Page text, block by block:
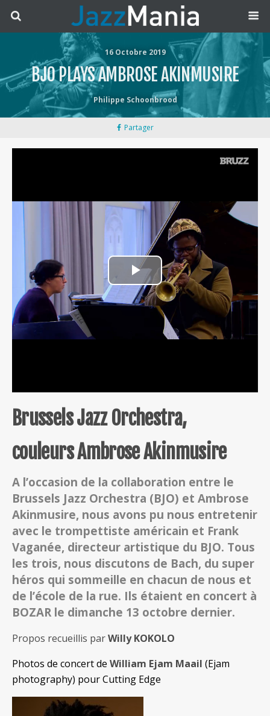
16 Octobre 2019
BJO PLAYS AMBROSE AKINMUSIRE
Philippe Schoonbrood
Partager
Brussels Jazz Orchestra,
couleurs Ambrose Akinmusire
A l’occasion de la collaboration entre le
Brussels Jazz Orchestra (BJO) et Ambrose
Akinmusire, nous avons pu nous entretenir
avec le trompettiste américain et Frank
Vaganée, directeur artistique du BJO. Tous
les trois, nous discutons de Bach, du super
héros qui sommeille en chacun de nous et
de l’école de la rue. Ils étaient en concert à
BOZAR le dimanche 13 octobre dernier.
Propos recueillis parWilly KOKOLO
Photos de concert de William Ejam Maail (Ejam
photography) pour Cutting Edge